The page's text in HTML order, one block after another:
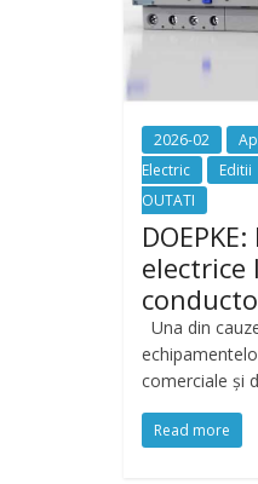
2026-02
Electric
Editii
OUTATI
electrice
Una din
comerciale și
Read more